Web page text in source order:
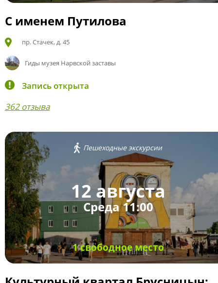
С именем Путилова
пр. Стачек, д. 45
Гиды музея Нарвской заставы
Запись открыта
362 отзыва
Пешеходные экскурсии
12 августа
Среда 11:00
1 свободное место